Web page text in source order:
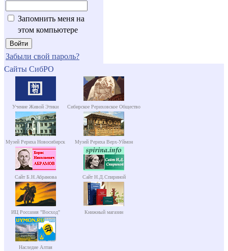
Запомнить меня на
этом компьютере
Забыли свой пароль?
Сайты СибРО
Учение Живой Этики Сибирское Рериховское Общество
Музей Рериха Новосибирск Музей Рериха Верх-Уймон
Сайт Б.Н.Абрамова Сайт Н.Д.Спириной
ИЦ Россазия "Восход" Книжный магазин
Наследие Алтая